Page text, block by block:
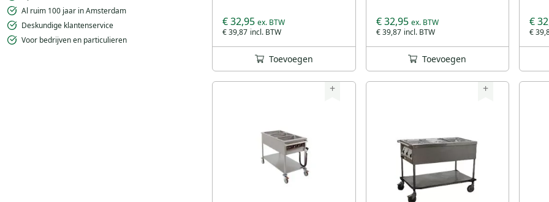
Al ruim 100 jaar in Amsterdam
Deskundige klantenservice
Voor bedrijven en particulieren
€ 39,87
€ 32,95
Toevoegen
€ 39,87
€ 32,95
Toevoegen
€
€
+ +